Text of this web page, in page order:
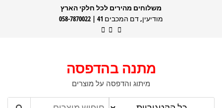
משלוחים מהירים לכל חלקי הארץ
מודיעין, דם המכבים 41 | 058-7870022
מתנה בהדפסה
מיתוג והדפסה על מוצרים